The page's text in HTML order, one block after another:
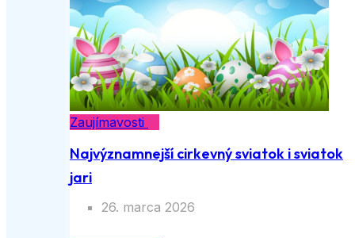
Zaujímavosti
Najvýznamnejší cirkevný sviatok i sviatok
jari
26. marca 2026